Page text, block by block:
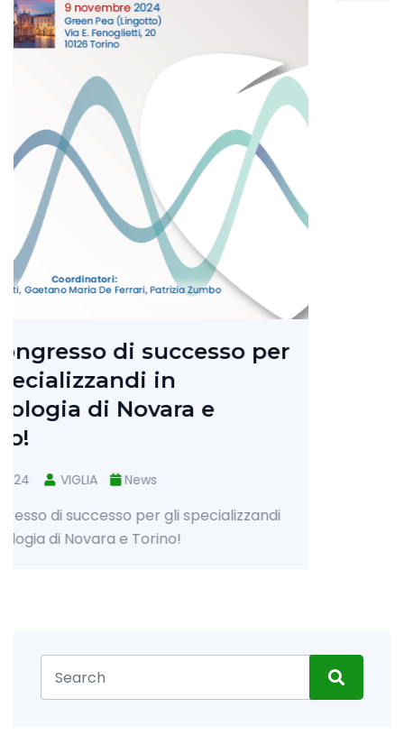
per
Presentazione nuova
organizzazione e uffici
Roma
08 Jul 24 Viglia News
Presentazione nuova organizzazione
Roma